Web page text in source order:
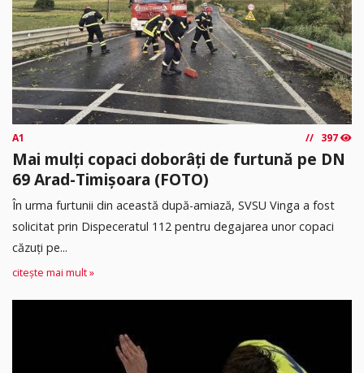
A1 397
Mai mulți copaci doborâți de furtună pe DN
69 Arad-Timișoara (FOTO)
În urma furtunii din această după-amiază, SVSU Vinga a fost
solicitat prin Dispeceratul 112 pentru degajarea unor copaci
căzuți pe...
citește mai mult »